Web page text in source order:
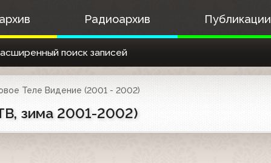
Радиоархив Публикации
поиск записей
Теле Видение (2001 - 2002)
зима 2001-2002)